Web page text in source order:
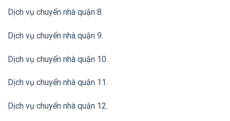
Dịch vụ chuyển nhà quận 8.
Dịch vụ chuyển nhà quận 9.
Dịch vụ chuyển nhà quận 10.
Dịch vụ chuyển nhà quận 11.
Dịch vụ chuyển nhà quận 12.